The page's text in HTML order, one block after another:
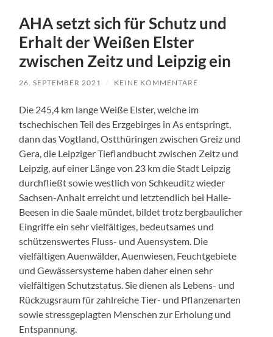
AHA setzt sich für Schutz und
Erhalt der Weißen Elster
zwischen Zeitz und Leipzig ein
26. SEPTEMBER 2021 / KEINE KOMMENTARE
Die 245,4 km lange Weiße Elster, welche im
tschechischen Teil des Erzgebirges in As entspringt,
dann das Vogtland, Ostthüringen zwischen Greiz und
Gera, die Leipziger Tieflandbucht zwischen Zeitz und
Leipzig, auf einer Länge von 23 km die Stadt Leipzig
durchfließt sowie westlich von Schkeuditz wieder
Sachsen-Anhalt erreicht und letztendlich bei Halle-
Beesen in die Saale mündet, bildet trotz bergbaulicher
Eingriffe ein sehr vielfältiges, bedeutsames und
schützenswertes Fluss- und Auensystem. Die
vielfältigen Auenwälder, Auenwiesen, Feuchtgebiete
und Gewässersysteme haben daher einen sehr
vielfältigen Schutzstatus. Sie dienen als Lebens- und
Rückzugsraum für zahlreiche Tier- und Pflanzenarten
sowie stressgeplagten Menschen zur Erholung und
Entspannung.